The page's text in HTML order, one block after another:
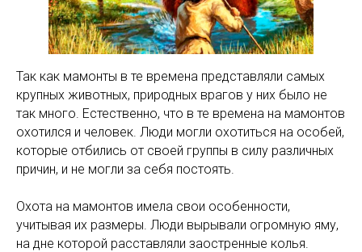
Так как мамонты в те времена представляли самых
крупных животных, природных врагов у них было не
так много. Естественно, что в те времена на мамонтов
охотился и человек. Люди могли охотиться на особей,
которые отбились от своей группы в силу различных
причин, и не могли за себя постоять.
Охота на мамонтов имела свои особенности,
учитывая их размеры. Люди вырывали огромную яму,
на дне которой расставляли заостренные колья.